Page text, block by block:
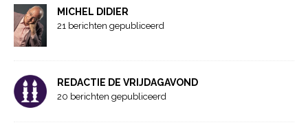
MICHEL DIDIER
21 berichten gepubliceerd
REDACTIE DE VRIJDAGAVOND
20 berichten gepubliceerd